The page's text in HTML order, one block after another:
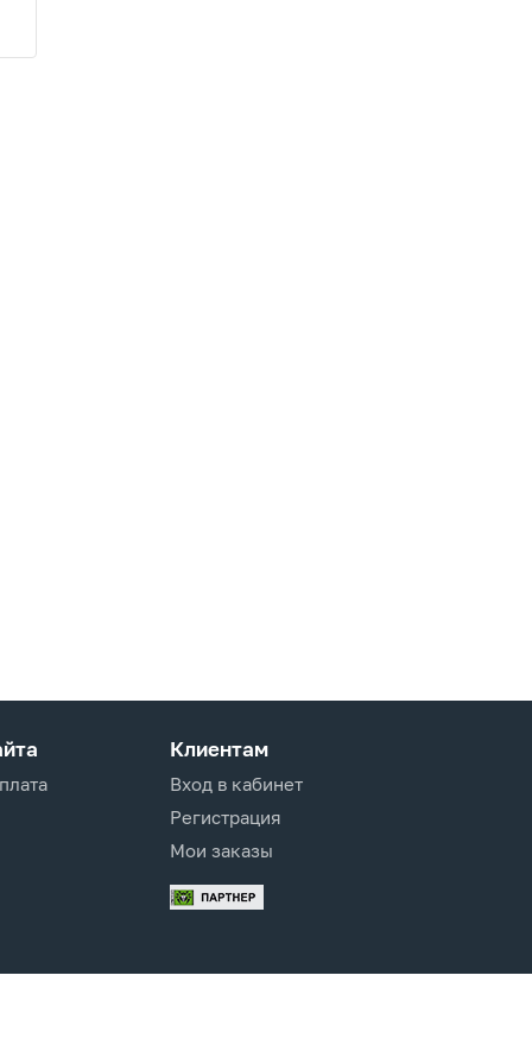
Клиентам
Вход в кабинет
Регистрация
Мои заказы